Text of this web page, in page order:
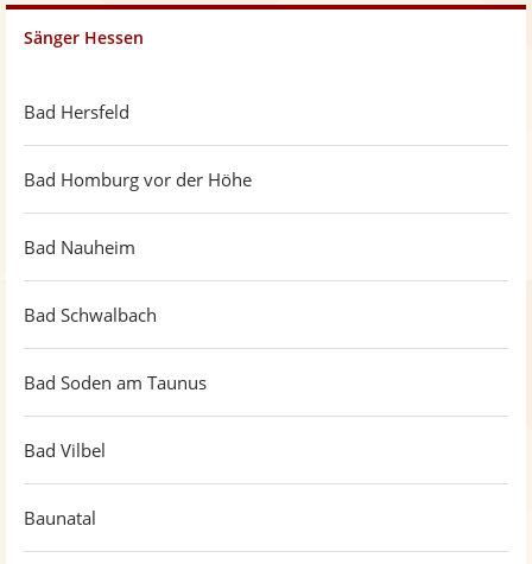
Sänger Hessen
Bad Hersfeld
Bad Homburg vor der Höhe
Bad Nauheim
Bad Schwalbach
Bad Soden am Taunus
Bad Vilbel
Baunatal